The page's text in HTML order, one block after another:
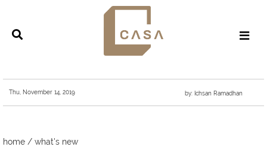
Thu, November 14, 2019 by: Ichsan Ramadhan
home / what's new